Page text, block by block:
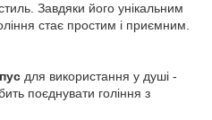
Завдяки його унікальним
стає простим і приємним.
для використання у душі -
поєднувати гоління з